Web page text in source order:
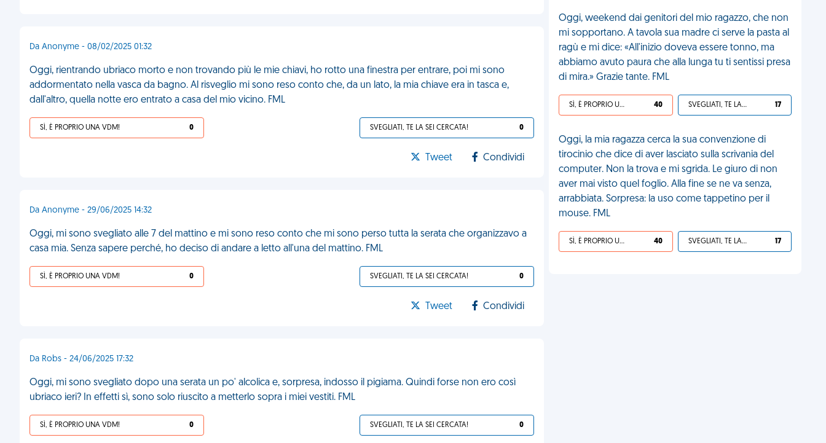
Da Anonyme - 08/02/2025 01:32
Oggi, rientrando ubriaco morto e non trovando più le mie chiavi, ho rotto una finestra per entrare, poi mi sono
addormentato nella vasca da bagno. Al risveglio mi sono reso conto che, da un lato, la mia chiave era in tasca e,
dall'altro, quella notte ero entrato a casa del mio vicino. FML
SÌ, È PROPRIO UNA VDM! 0 SVEGLIATI, TE LA SEI CERCATA! 0
Tweet Condividi
Da Anonyme - 29/06/2025 14:32
Oggi, mi sono svegliato alle 7 del mattino e mi sono reso conto che mi sono perso tutta la serata che organizzavo a
casa mia. Senza sapere perché, ho deciso di andare a letto all'una del mattino. FML
SÌ, È PROPRIO UNA VDM! 0 SVEGLIATI, TE LA SEI CERCATA! 0
Tweet Condividi
Da Robs - 24/06/2025 17:32
Oggi, mi sono svegliato dopo una serata un po' alcolica e, sorpresa, indosso il pigiama. Quindi forse non ero così
ubriaco ieri? In effetti sì, sono solo riuscito a metterlo sopra i miei vestiti. FML
SÌ, È PROPRIO UNA VDM! 0 SVEGLIATI, TE LA SEI CERCATA! 0
Oggi, weekend dai genitori del mio ragazzo, che non
mi sopportano. A tavola sua madre ci serve la pasta al
ragù e mi dice: «All'inizio doveva essere tonno, ma
abbiamo avuto paura che alla lunga tu ti sentissi presa
di mira.» Grazie tante. FML
SÌ, È PROPRIO UNA VDM! 40 SVEGLIATI, TE LA SEI CERCATA! 17
Oggi, la mia ragazza cerca la sua convenzione di
tirocinio che dice di aver lasciato sulla scrivania del
computer. Non la trova e mi sgrida. Le giuro di non
aver mai visto quel foglio. Alla fine se ne va senza,
arrabbiata. Sorpresa: la uso come tappetino per il
mouse. FML
SÌ, È PROPRIO UNA VDM! 40 SVEGLIATI, TE LA SEI CERCATA! 17